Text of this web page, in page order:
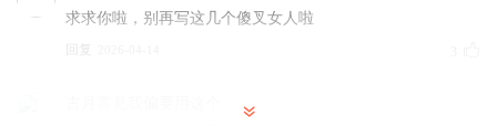
求求你啦，别再写这几个傻叉女人啦
回复